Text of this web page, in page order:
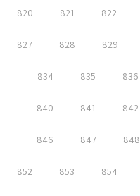
820 821 822
827 828 829
834 835 836
840 841 842
846 847 848
852 853 854